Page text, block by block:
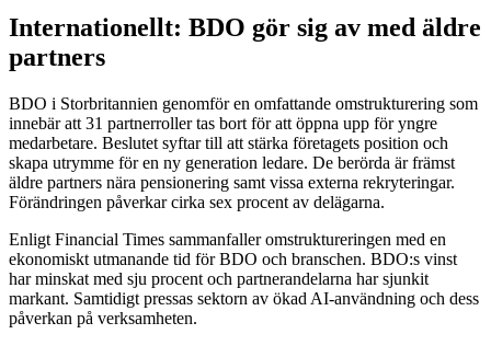
Internationellt: BDO gör sig av med äldre
partners
BDO i Storbritannien genomför en omfattande omstrukturering som
innebär att 31 partnerroller tas bort för att öppna upp för yngre
medarbetare. Beslutet syftar till att stärka företagets position och
skapa utrymme för en ny generation ledare. De berörda är främst
äldre partners nära pensionering samt vissa externa rekryteringar.
Förändringen påverkar cirka sex procent av delägarna.
Enligt Financial Times sammanfaller omstruktureringen med en
ekonomiskt utmanande tid för BDO och branschen. BDO:s vinst
har minskat med sju procent och partnerandelarna har sjunkit
markant. Samtidigt pressas sektorn av ökad AI-användning och dess
påverkan på verksamheten.